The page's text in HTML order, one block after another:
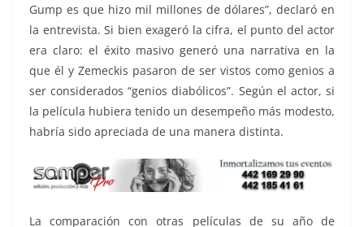
Gump es que hizo mil millones de dólares”, declaró en
la entrevista. Si bien exageró la cifra, el punto del actor
era claro: el éxito masivo generó una narrativa en la
que él y Zemeckis pasaron de ser vistos como genios a
ser considerados “genios diabólicos”. Según el actor, si
la película hubiera tenido un desempeño más modesto,
habría sido apreciada de una manera distinta.
La comparación con otras películas de su año de